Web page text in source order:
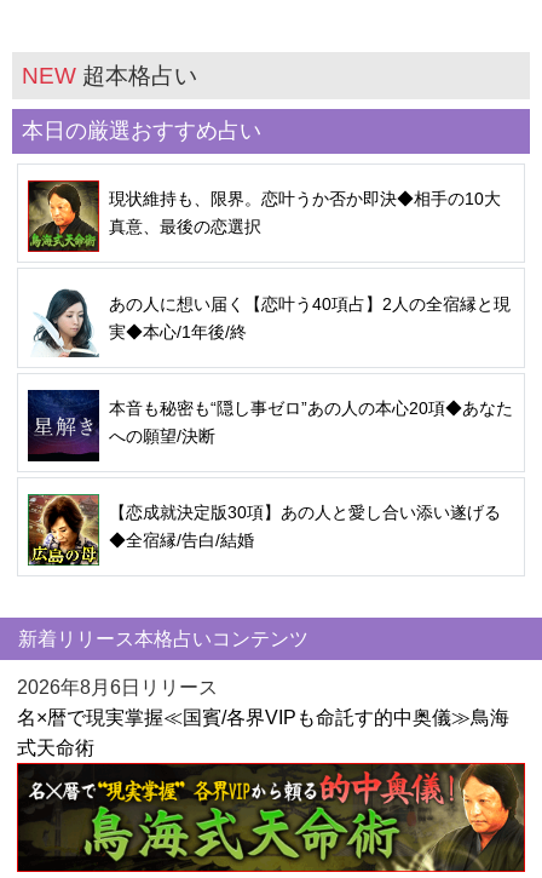
NEW 超本格占い
本日の厳選おすすめ占い
現状維持も、限界。恋叶うか否か即決◆相手の10大
真意、最後の恋選択
あの人に想い届く【恋叶う40項占】2人の全宿縁と現
実◆本心/1年後/終
本音も秘密も“隠し事ゼロ”あの人の本心20項◆あなた
への願望/決断
【恋成就決定版30項】あの人と愛し合い添い遂げる
◆全宿縁/告白/結婚
新着リリース本格占いコンテンツ
2026年8月6日リリース
名×暦で現実掌握≪国賓/各界VIPも命託す的中奥儀≫鳥海
式天命術